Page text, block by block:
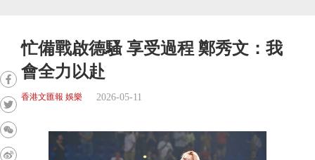
忙備戰啟德騷 享受過程 鄭秀文：我
會全力以赴
香港文匯報 娛樂 2026-05-11